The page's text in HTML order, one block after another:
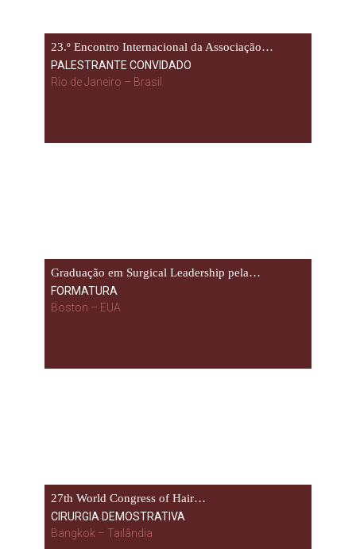
23.º Encontro Internacional da Associação…
PALESTRANTE CONVIDADO
Rio de Janeiro – Brasil
Graduação em Surgical Leadership pela…
FORMATURA
Boston – EUA
27th World Congress of Hair…
CIRURGIA DEMOSTRATIVA
Bangkok – Tailândia